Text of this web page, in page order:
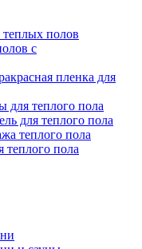
полов
с
пленка для
для теплого пола
для теплого пола
теплого пола
теплого пола